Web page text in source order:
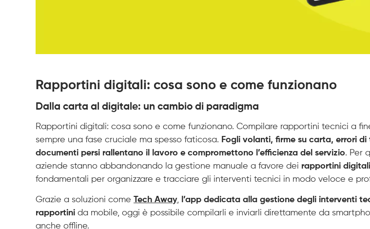
Rapportini digitali: cosa sono e come funzionano
Dalla carta al digitale: un cambio di paradigma
Rapportini digitali: cosa sono e come funzionano. Compilare rapportini tecnici a
sempre una fase cruciale ma spesso faticosa. Fogli volanti, firme su carta, errori di
documenti persi rallentano il lavoro e compromettono l’efficienza del servizio. Per
aziende stanno abbandonando la gestione manuale a favore dei rapportini digitali
fondamentali per organizzare e tracciare gli interventi tecnici in modo veloce e
Grazie a soluzioni come Tech Away,
l’app dedicata alla gestione degli interventi
rapportini da mobile, oggi è possibile compilarli e inviarli direttamente da
anche offline.